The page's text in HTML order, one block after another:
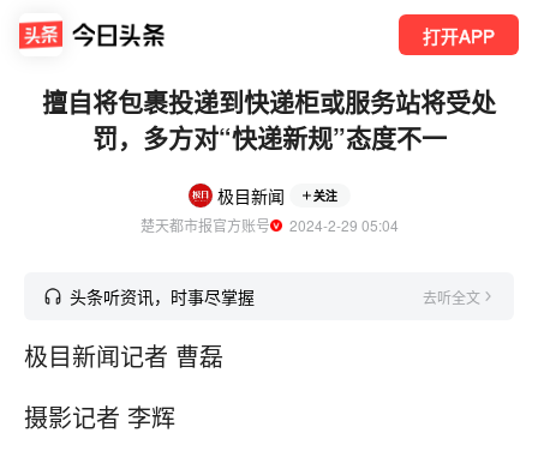
打开APP
擅自将包裹投递到快递柜或服务站将受处
罚，多方对“快递新规”态度不一
极目新闻 关注
楚天都市报官方账号
  2024-2-29 05:04
头条听资讯，时事尽掌握 去听全文
极目新闻记者 曹磊
摄影记者 李辉